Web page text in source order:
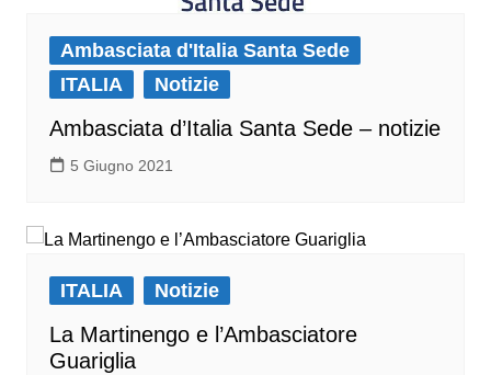
Ambasciata d'Italia Santa Sede
ITALIA
Notizie
Ambasciata d’Italia Santa Sede – notizie
5 Giugno 2021
ITALIA Notizie
La Martinengo e l’Ambasciatore
Guariglia